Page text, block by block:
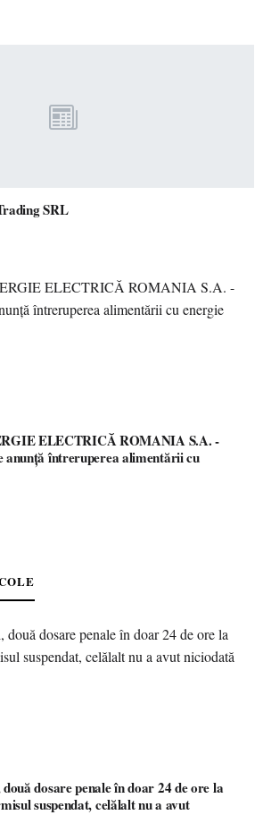
SRL
ELECTRICĂ ROMANIA S.A. -
anunţă întreruperea alimentării cu
dosare penale în doar 24 de ore la
suspendat, celălalt nu a avut